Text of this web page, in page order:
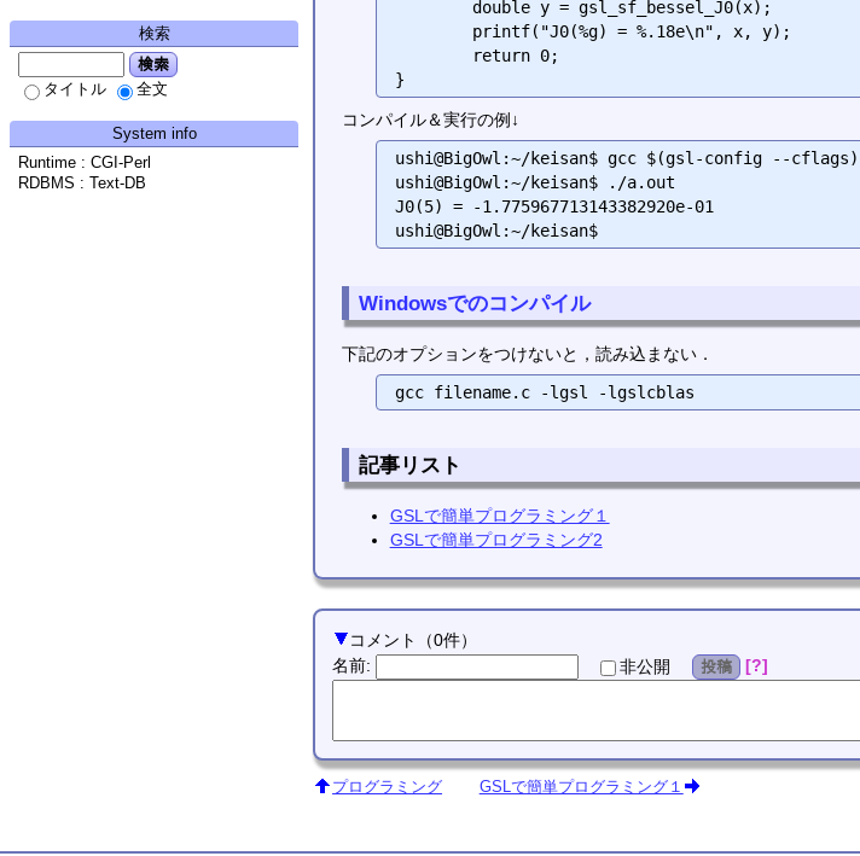
コンパイル＆実行の例↓
ushi@BigOwl:~/keisan$ gcc $(gsl-config --
ushi@BigOwl:~/keisan$ ./a.out
J0(5) = -1.775967713143382920e-01
ushi@BigOwl:~/keisan$
Windowsでのコンパイル
下記のオプションをつけないと，読み込まない．
記事リスト
GSLで簡単プログラミング１
GSLで簡単プログラミング2
コメント （0件）
名前: 非公開 投稿 ?
プログラミング GSLで簡単プログラミング１
検索
検索
タイトル 全文
System info
Runtime : CGI-Perl
RDBMS : Text-DB